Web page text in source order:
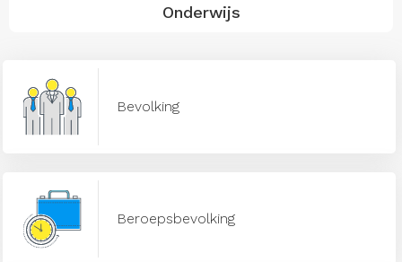
Onderwijs
Bevolking
Beroepsbevolking